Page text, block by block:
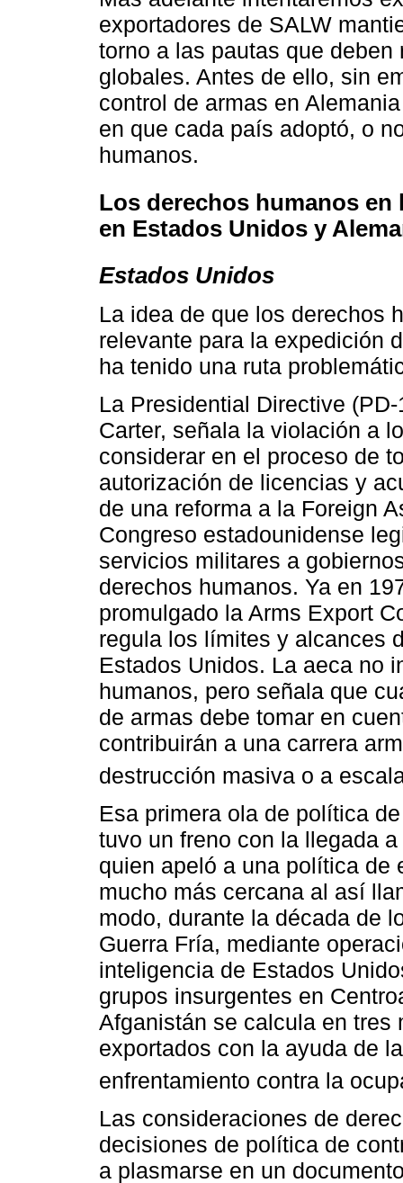
exportadores de SALW
torno a las pautas que
globales. Antes de ello, sin
control de armas en
en que cada país adoptó, o
humanos.
Los derechos humanos
en Estados Unidos y
Estados Unidos
La idea de que los derechos
relevante para la expedición
ha tenido una ruta
La Presidential Directive
Carter, señala la violación a
considerar en el proceso de
autorización de licencias y
de una reforma a la Foreign
Congreso estadounidense
servicios militares a
derechos humanos. Ya en
promulgado la Arms Export
regula los límites y alcances
Estados Unidos. La aeca no
humanos, pero señala que
de armas debe tomar en
contribuirán a una carrera
destrucción masiva o a
Esa primera ola de política
tuvo un freno con la llegada
quien apeló a una política de
mucho más cercana al así
modo, durante la década de
Guerra Fría, mediante
inteligencia de Estados
grupos insurgentes en
Afganistán se calcula en tres
exportados con la ayuda de
enfrentamiento contra la
Las consideraciones de
decisiones de política de
a plasmarse en un